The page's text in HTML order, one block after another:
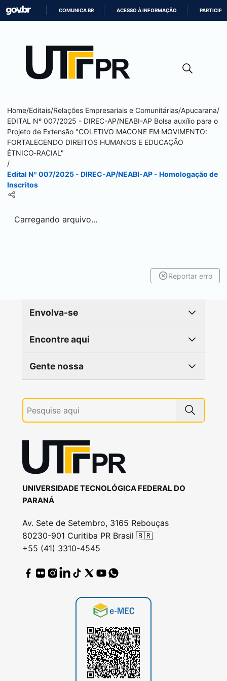
CONTEÚDO
COMUNICA BR ACESSO À INFORMAÇÃO PARTICIPE
Home/Editais/Relações Empresariais e Comunitárias/Apucarana/
EDITAL Nº 007/2025 - DIREC-AP/NEABI-AP Bolsa auxílio para o
Projeto de Extensão "COLETIVO MACONE EM MOVIMENTO:
FORTALECENDO DIREITOS HUMANOS E EDUCAÇÃO
ÉTNICO‑RACIAL"
/
Edital Nº 007/2025 - DIREC-AP/NEABI-AP - Homologação de
Inscritos
Carregando arquivo...
Reportar erro
Envolva-se
Encontre aqui
Gente nossa
UNIVERSIDADE TECNOLÓGICA FEDERAL DO
PARANÁ
Av. Sete de Setembro, 3165 Rebouças
80230-901 Curitiba PR Brasil 🇧🇷
+55 (41) 3310-4545